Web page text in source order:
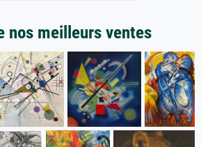
nos meilleurs ventes